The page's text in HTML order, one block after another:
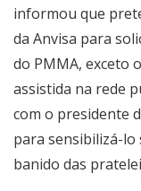
informou que
da Anvisa para
do PMMA, exceto
assistida na rede
com o presidente
para sensibilizá-
banido das